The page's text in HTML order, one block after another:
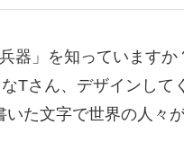
器」を知っています
Tさん、デザインし
た文字で世界の人々